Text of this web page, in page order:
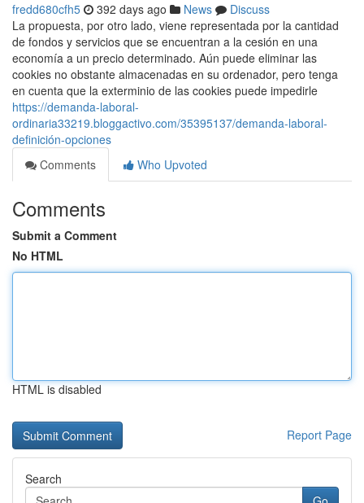
fredd680cfh5 392 days ago News
Discuss
La propuesta, por otro lado, viene representada por la cantidad
de fondos y servicios que se encuentran a la cesión en una
economía a un precio determinado. Aún puede eliminar las
cookies no obstante almacenadas en su ordenador, pero tenga
en cuenta que la exterminio de las cookies puede impedirle
https://demanda-laboral-
ordinaria33219.bloggactivo.com/35395137/demanda-laboral-
definición-opciones
Comments
Who Upvoted
Comments
Submit a Comment
No HTML
HTML is disabled
Report Page
Search